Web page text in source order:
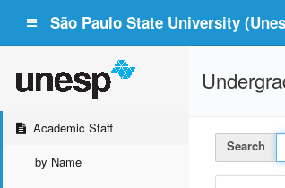
São Paulo State University
Academic Staff
by Name
Search